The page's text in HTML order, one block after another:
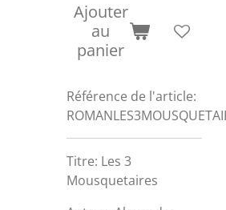
Ajouter
au
panier
Référence de l'article:
Titre: Les 3
Mousquetaires